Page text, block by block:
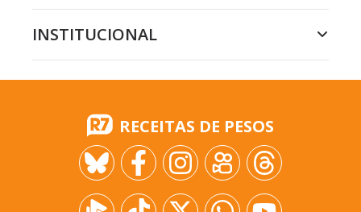
INSTITUCIONAL
RECEITAS DE PESOS